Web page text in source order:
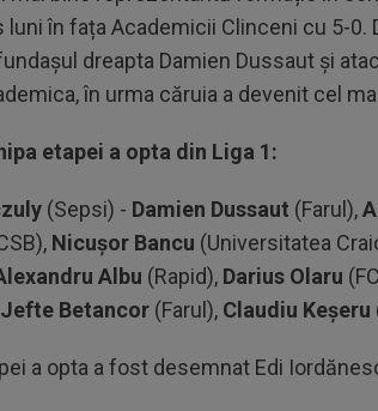
luni în fața Academicii Clinceni cu 5-0.
dreapta Damien Dussaut și
în urma căruia a devenit cel
etapei a opta din Liga 1:
(Sepsi) - Damien Dussaut (Farul),
Nicușor Bancu (Universitatea
Albu (Rapid), Darius Olaru
Jefte Betancor (Farul), Claudiu Keșeru
a opta a fost desemnat Edi